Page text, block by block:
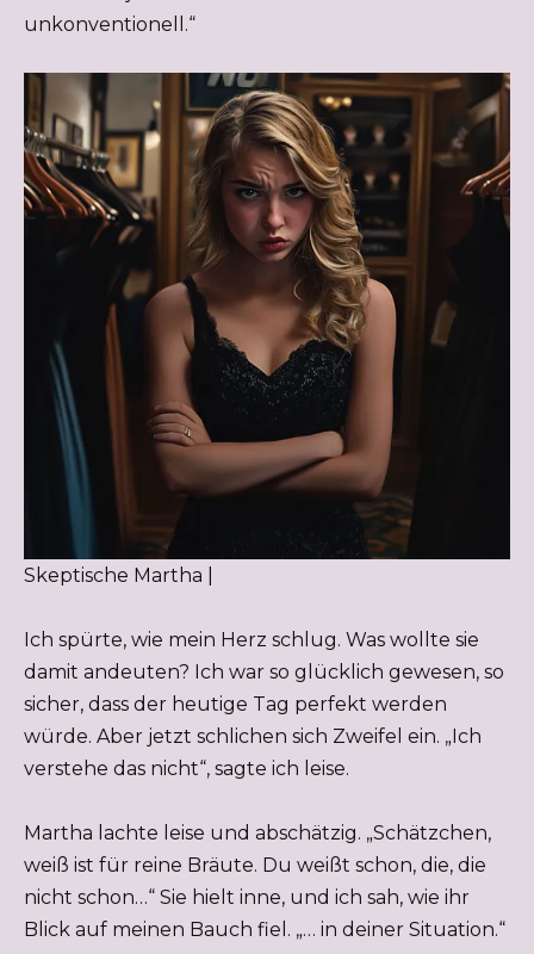
unkonventionell.“
Skeptische Martha |
Ich spürte, wie mein Herz schlug. Was wollte sie
damit andeuten? Ich war so glücklich gewesen, so
sicher, dass der heutige Tag perfekt werden
würde. Aber jetzt schlichen sich Zweifel ein. „Ich
verstehe das nicht“, sagte ich leise.
Martha lachte leise und abschätzig. „Schätzchen,
weiß ist für reine Bräute. Du weißt schon, die, die
nicht schon…“ Sie hielt inne, und ich sah, wie ihr
Blick auf meinen Bauch fiel. „… in deiner Situation.“